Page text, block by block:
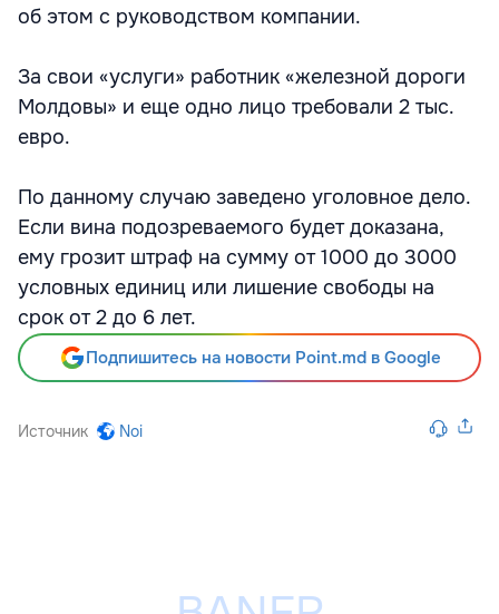
об этом с руководством компании.
За свои «услуги» работник «железной дороги
Молдовы» и еще одно лицо требовали 2 тыс.
евро.
По данному случаю заведено уголовное дело.
Если вина подозреваемого будет доказана,
ему грозит штраф на сумму от 1000 до 3000
условных единиц или лишение свободы на
срок от 2 до 6 лет.
Подпишитесь на новости Point.md в Google
Источник Noi